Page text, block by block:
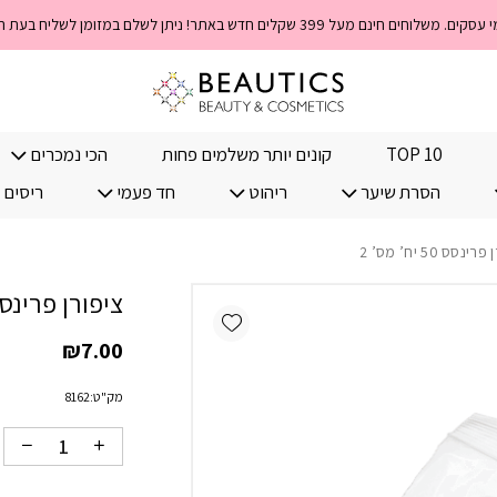
TOP 10 קונים יותר משלמים פחות
הכי נמכרים
הסרת שיער ריהוט חד פעמי
50 יח’ מס’ 2
ציפורן פרינסס 50 יח’
₪7.00
מק"ט:8162
Add wishlist